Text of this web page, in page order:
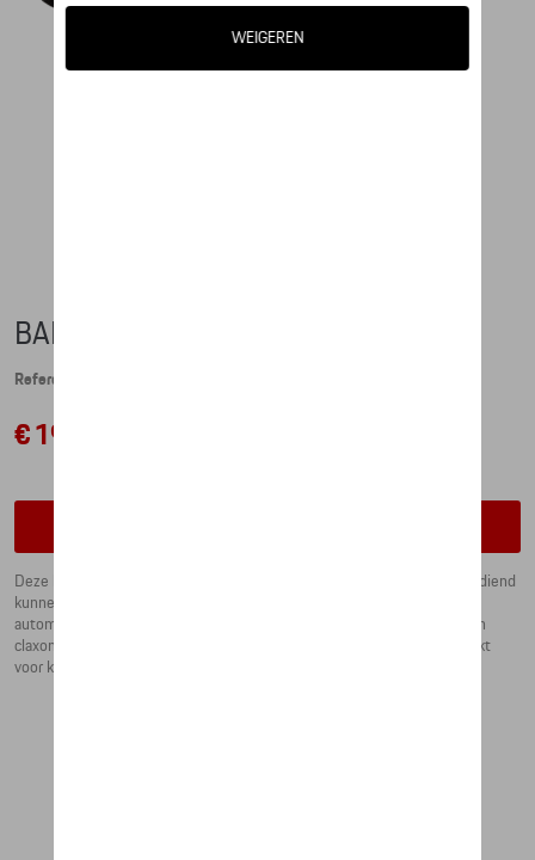
BABY PORSCHE, LAVA ORANGE
Referentie: WAP0400050LBBP
€ 192,17
Deze kleine Porsche heeft werkende voor- en achter verlichting die bediend
kunnen worden met een geïntegreerde knop. De verlichting gaat
automatisch uit na 10 minuten. Daarnaast is het stuur voorzien van een
claxon, brede stille banden en een verwijderbare zachte zitting. Geschikt
voor kinderen vanaf 1,5 jaar.